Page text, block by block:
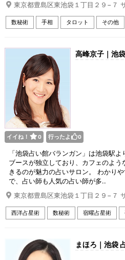
東京都豊島区東池袋１丁目２９−７
数秘術 手相 タロット その他
高峰京子｜池
イイね！ 0 行ったよ 0
「池袋占い館バランガン」は池袋駅
ブースが独立しており、カフェのよ
きるのが魅力の占いサロン。 わかり
で、占い師も人気の占い師が多..
東京都豊島区東池袋１丁目２９−７
西洋占星術 数秘術 宿曜占星術
まほろ｜池袋